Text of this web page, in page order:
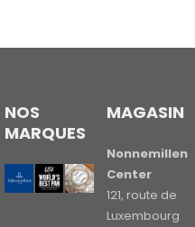
NOS
MARQUES
MAGASIN
Nonnemillen
Center
121, route de
Luxembourg